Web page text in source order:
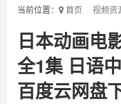
当前位置： 首页 视频资
日本动画电
全1集 日语
百度云网盘